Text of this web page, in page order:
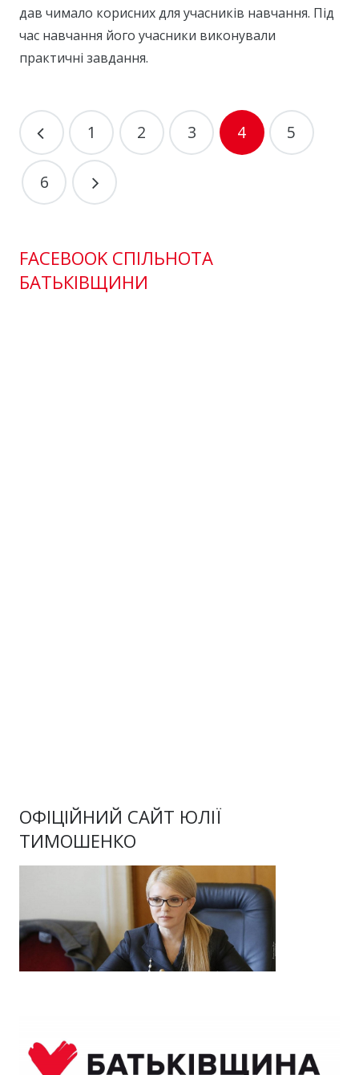
дав чимало корисних для учасників навчання. Під
час навчання його учасники виконували
практичні завдання.
1 2 3 4 5
6
FACEBOOK СПІЛЬНОТА
БАТЬКІВЩИНИ
ОФІЦІЙНИЙ САЙТ ЮЛІЇ
ТИМОШЕНКО